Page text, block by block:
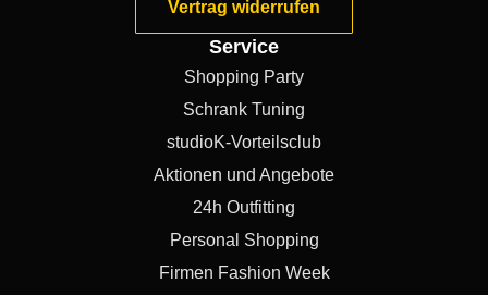
Vertrag widerrufen
Service
Shopping Party
Schrank Tuning
studioK-Vorteilsclub
Aktionen und Angebote
24h Outfitting
Personal Shopping
Firmen Fashion Week